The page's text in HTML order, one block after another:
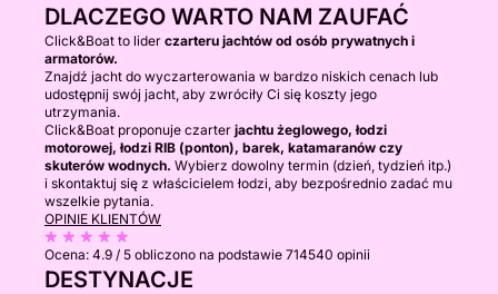
DLACZEGO WARTO NAM ZAUFAĆ
Click&Boat to lider czarteru jachtów od osób prywatnych i
armatorów.
Znajdź jacht do wyczarterowania w bardzo niskich cenach lub
udostępnij swój jacht, aby zwróciły Ci się koszty jego
utrzymania.
Click&Boat proponuje czarter jachtu żeglowego, łodzi
motorowej, łodzi RIB (ponton), barek, katamaranów czy
skuterów wodnych. Wybierz dowolny termin (dzień, tydzień itp.)
i skontaktuj się z właścicielem łodzi, aby bezpośrednio zadać mu
wszelkie pytania.
OPINIE KLIENTÓW
Ocena: 4.9 / 5 obliczono na podstawie 714540 opinii
DESTYNACJE